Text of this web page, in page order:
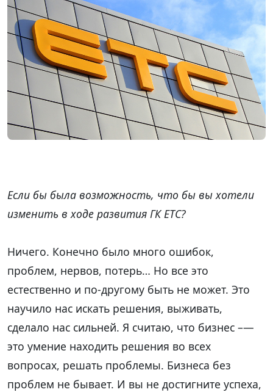
Если бы была возможность, что бы вы хотели
изменить в ходе развития ГК ЕТС?
Ничего. Конечно было много ошибок,
проблем, нервов, потерь… Но все это
естественно и по-другому быть не может. Это
научило нас искать решения, выживать,
сделало нас сильней. Я считаю, что бизнес –—
это умение находить решения во всех
вопросах, решать проблемы. Бизнеса без
проблем не бывает. И вы не достигните успеха,